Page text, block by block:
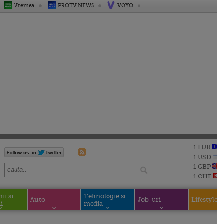
Vremea PROTV NEWS VOYO
1 EUR
1 USD
1 GBP
1 CHF
si
Auto
Tehnologie si
media
Job-uri Lifestyle